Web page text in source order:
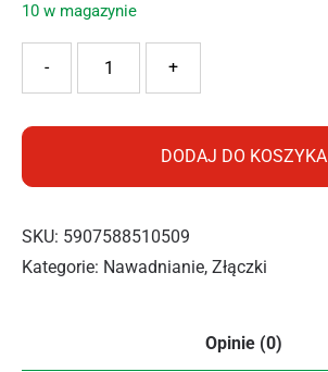
10 w magazynie
+
-
DODAJ DO KOSZYKA
SKU: 5907588510509
Kategorie: Nawadnianie, Złączki
Opinie (0)